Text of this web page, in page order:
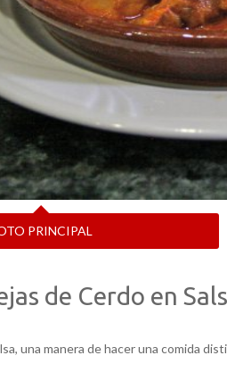
PRINCIPAL
de Cerdo en
una manera de hacer una comida